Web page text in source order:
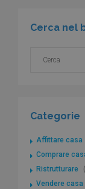
Cerca nel
Categorie
Affittare casa
Comprare
Ristrutturare
Vendere casa